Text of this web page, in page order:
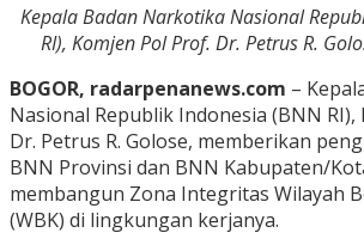
Kepala Badan Narkotika Nasional
RI), Komjen Pol Prof. Dr. Petrus R.
BOGOR, radarpenanews.com –
Nasional Republik Indonesia (BNN RI),
Dr. Petrus R. Golose, memberikan
BNN Provinsi dan BNN Kabupaten/
membangun Zona Integritas Wilayah
(WBK) di lingkungan kerjanya.